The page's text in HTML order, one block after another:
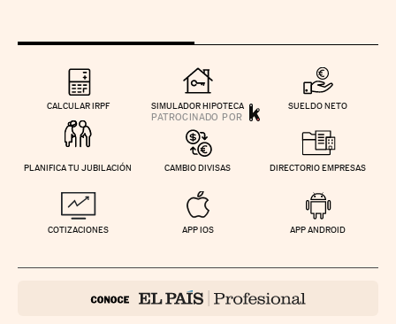
CALCULAR IRPF SIMULADOR HIPOTECA SUELDO NETO
PLANIFICA TU JUBILACIÓN CAMBIO DIVISAS DIRECTORIO EMPRESAS
COTIZACIONES APP IOS APP ANDROID